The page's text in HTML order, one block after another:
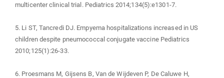
multicenter clinical trial. Pediatrics 2014;134(5):e1301-7.
5. Li ST, Tancredi DJ. Empyema hospitalizations increased in US
children despite pneumococcal conjugate vaccine Pediatrics
2010;125(1):26-33.
6. Proesmans M, Gijsens B, Van de Wijdeven P, De Caluwe H,